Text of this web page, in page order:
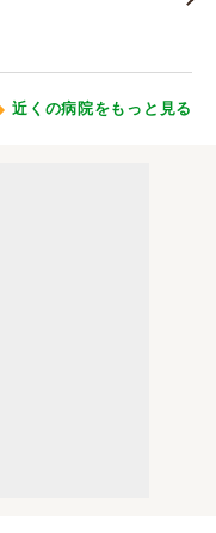
近くの病院をもっと見る